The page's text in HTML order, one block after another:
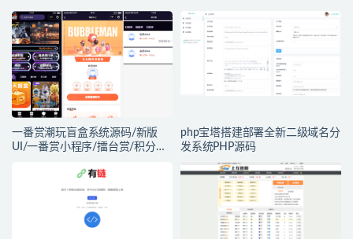
一番赏潮玩盲盒系统源码/新版
UI/一番赏小程序/擂台赏/积分赏/
php宝塔搭建部署全新二级域名分
发系统PHP源码